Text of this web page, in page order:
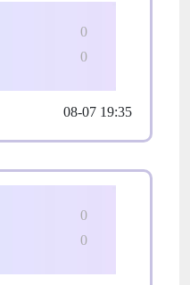
0
0
08-07 19:35
0
0